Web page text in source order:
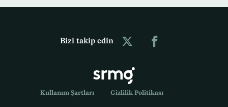
Bizi takip edin
Kullanım Şartları Gizlilik Politikası